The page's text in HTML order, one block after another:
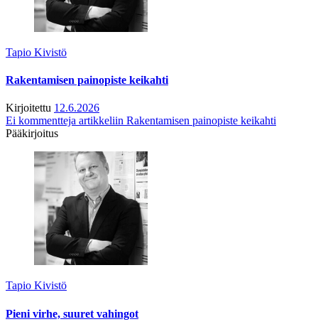
Tapio Kivistö
Rakentamisen painopiste keikahti
Kirjoitettu 12.6.2026
Ei kommentteja artikkeliin Rakentamisen painopiste keikahti
Pääkirjoitus
Tapio Kivistö
Pieni virhe, suuret vahingot